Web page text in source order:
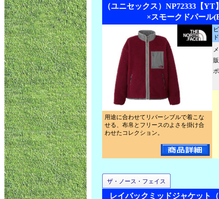
（ユニセックス）NP72333【
×スモークドパール
用途に合わせてリバーシブルで着こな
せる、布帛とフリースのよさを掛け合
わせたコレクション。
ザ・ノース・フェイス
レイバックミッドジャケット